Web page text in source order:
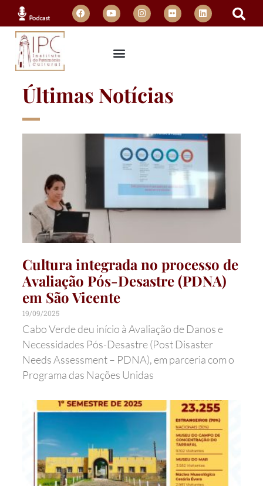
Últimas Notícias
Cultura integrada no processo de
Avaliação Pós-Desastre (PDNA)
em São Vicente
19/09/2025
Cabo Verde deu início à Avaliação de Danos e
Necessidades Pós-Desastre (Post Disaster
Needs Assessment – PDNA), em parceria com o
Programa das Nações Unidas